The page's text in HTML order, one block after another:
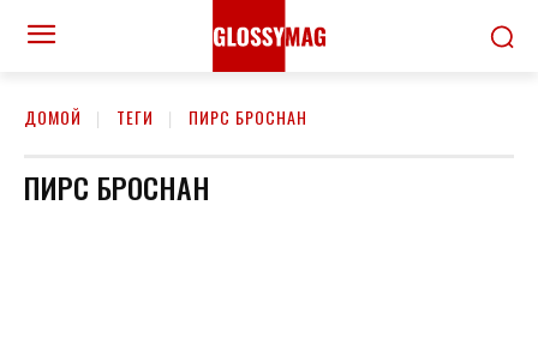
ДОМОЙ ТЕГИ ПИРС БРОСНАН
ПИРС БРОСНАН